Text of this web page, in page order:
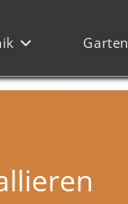
Garten